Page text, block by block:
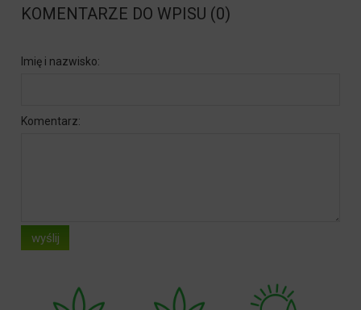
KOMENTARZE DO WPISU (0)
Imię i nazwisko:
Komentarz:
wyślij